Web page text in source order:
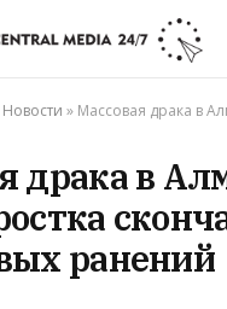
Новости » Массовая драка в Алматы: два подростка
драка в
ранений